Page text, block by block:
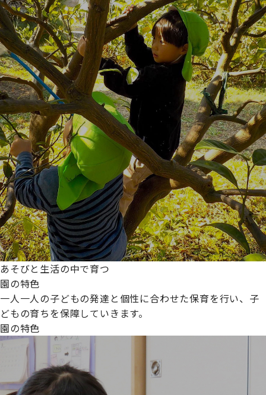
あそびと生活の中で育つ
園の特色
一人一人の子どもの発達と個性に合わせた保育を行い、子
どもの育ちを保障していきます。
園の特色